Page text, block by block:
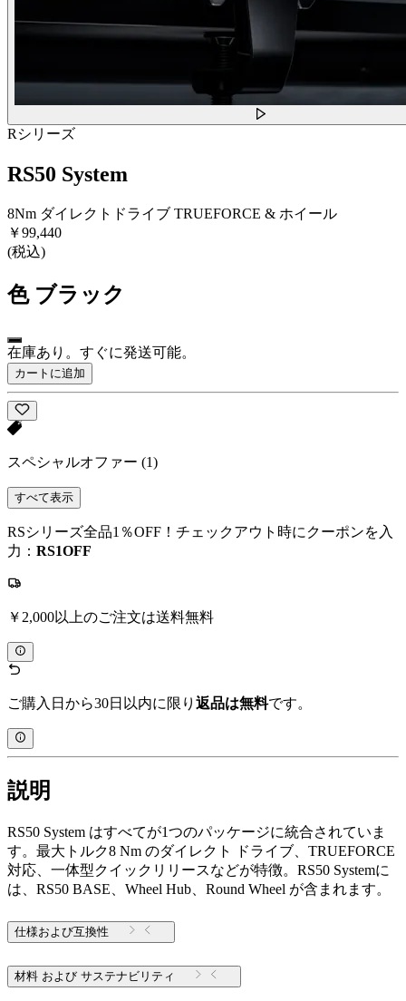
Rシリーズ
RS50 System
8Nm ダイレクトドライブ TRUEFORCE & ホイール
￥99,440
(税込)
色 ブラック
在庫あり。すぐに発送可能。
カートに追加
スペシャルオファー (1)
すべて表示
RSシリーズ全品1％OFF！チェックアウト時にクーポンを入
力： RS1OFF
￥2,000以上のご注文は送料無料
ご購入日から30日以内に限り 返品は無料です。
説明
RS50 System はすべてが1つのパッケージに統合されていま
す。最大トルク8 Nm のダイレクト ドライブ、TRUEFORCE
対応、一体型クイックリリースなどが特徴。RS50 Systemに
は、RS50 BASE、Wheel Hub、Round Wheel が含まれます。
仕様および互換性
材料 および サステナビリティ